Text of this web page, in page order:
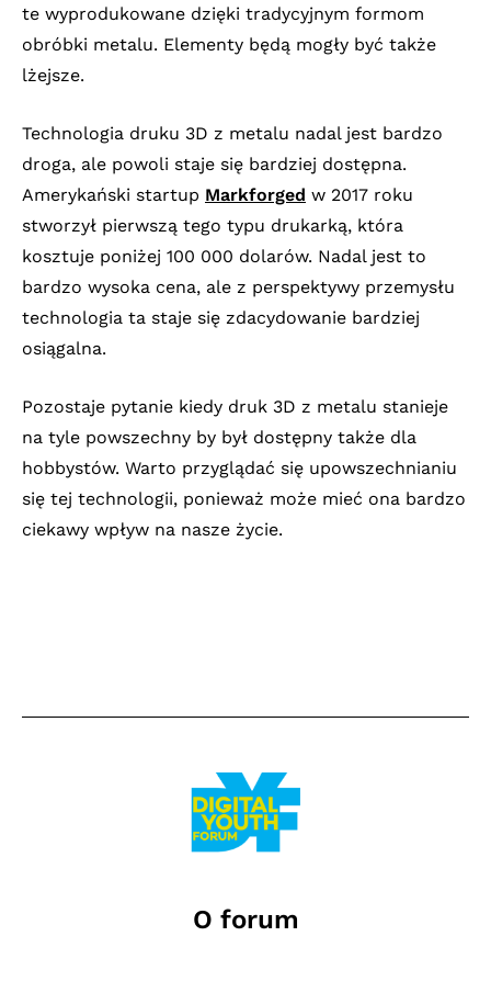
te wyprodukowane dzięki tradycyjnym formom
obróbki metalu. Elementy będą mogły być także
lżejsze.
Technologia druku 3D z metalu nadal jest bardzo
droga, ale powoli staje się bardziej dostępna.
Amerykański startup Markforged w 2017 roku
stworzył pierwszą tego typu drukarką, która
kosztuje poniżej 100 000 dolarów. Nadal jest to
bardzo wysoka cena, ale z perspektywy przemysłu
technologia ta staje się zdacydowanie bardziej
osiągalna.
Pozostaje pytanie kiedy druk 3D z metalu stanieje
na tyle powszechny by był dostępny także dla
hobbystów. Warto przyglądać się upowszechnianiu
się tej technologii, ponieważ może mieć ona bardzo
ciekawy wpływ na nasze życie.
O forum